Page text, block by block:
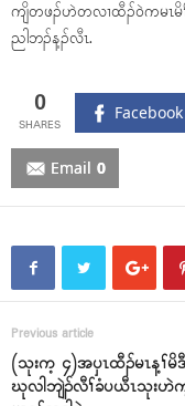
ကျိတဖၣ်ဟဲတလၢထီၣ်ဝဲကမၤ
ညါဘၣ်န့ၣ်လီၤ.
0 Facebook
Email 0
Previous article
(သုးက့ ၄)အပှၤထီၣ်မၤန့ၢ်မိဒီ
ဃုလါဘျဲၣ်လီၢ်ခံပယီၤသုးဟဲ